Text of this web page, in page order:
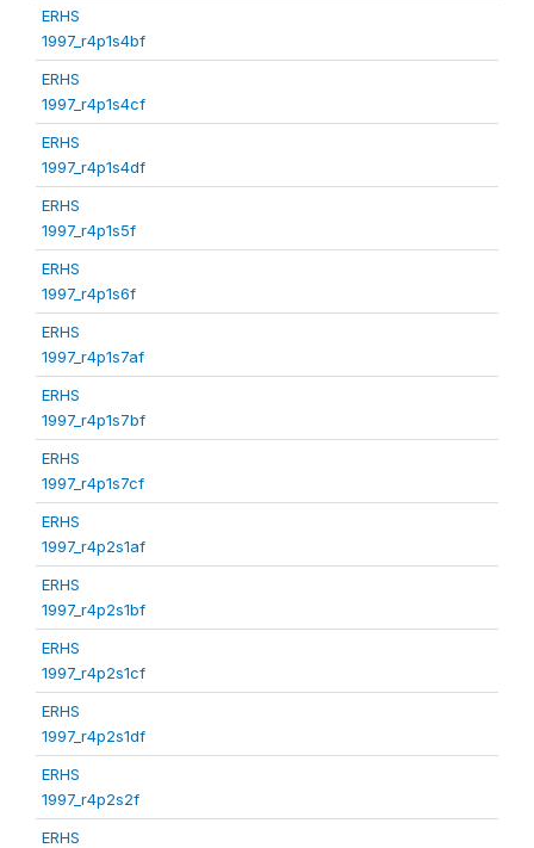
ERHS
1997_r4p1s4bf
ERHS
1997_r4p1s4cf
ERHS
1997_r4p1s4df
ERHS
1997_r4p1s5f
ERHS
1997_r4p1s6f
ERHS
1997_r4p1s7af
ERHS
1997_r4p1s7bf
ERHS
1997_r4p1s7cf
ERHS
1997_r4p2s1af
ERHS
1997_r4p2s1bf
ERHS
1997_r4p2s1cf
ERHS
1997_r4p2s1df
ERHS
1997_r4p2s2f
ERHS